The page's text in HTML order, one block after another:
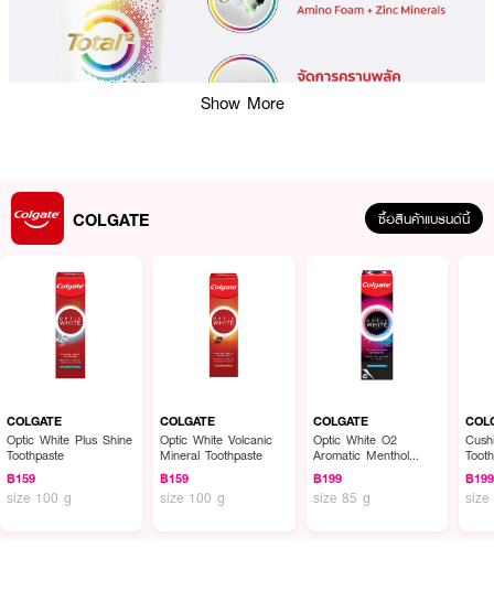
ผลลัพธ์ที่ได้ :
รอยยิ้มที่สดใส คุณจำเป็นต้องทำความสะอาดบริเวณช่องปากทั้งหมดของคุณ
อย่างทั่วถึง คอลเกตโททอล พลัค รีลิส มีสูตรอันทรงพลังผสานอะมิโนโฟม &
เทคโนโลยีขั้นสูงจากคอลเกต ที่ได้รับการพิสูจน์แล้วว่าสามารถจัดการกับคราบพลัค
ได้ดีขึ้น 3X เมื่อเปรียบเทียบกับยาสีฟันฟลูออไรด์ทั่วไป อีกทั้งยังสะอาดล้ำลึกและลด
การการสะสมของแบคทีเรียได้ยาวนานถึง 12 ชั่วโมง
● คอลเกต ยาสีฟันคอลเกตโททอลพลัครีลีส
Show More
COLGATE ซื้อสินค้าแบรนด์นี้
COLGATE
Optic White Plus Shine
Toothpaste
฿159
size 100 g
COLGATE
Optic White Volcanic
Mineral Toothpaste
฿159
size 100 g
COLGATE
Optic White O2
Aromatic Menthol
Toothpaste
฿199
size 85 g
฿199
size